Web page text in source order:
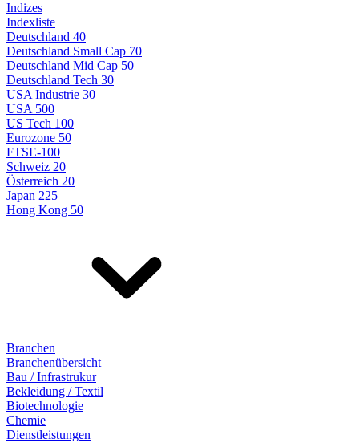
Indizes
Indexliste
Deutschland 40
Deutschland Small Cap 70
Deutschland Mid Cap 50
Deutschland Tech 30
USA Industrie 30
USA 500
US Tech 100
Eurozone 50
FTSE-100
Schweiz 20
Österreich 20
Japan 225
Hong Kong 50
Branchen
Branchenübersicht
Bau / Infrastrukur
Bekleidung / Textil
Biotechnologie
Chemie
Dienstleistungen